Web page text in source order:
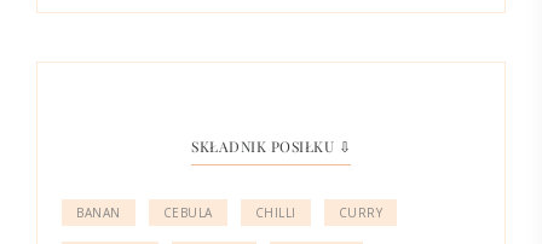
SKŁADNIK POSIŁKU ⇩
BANAN CEBULA CHILLI CURRY